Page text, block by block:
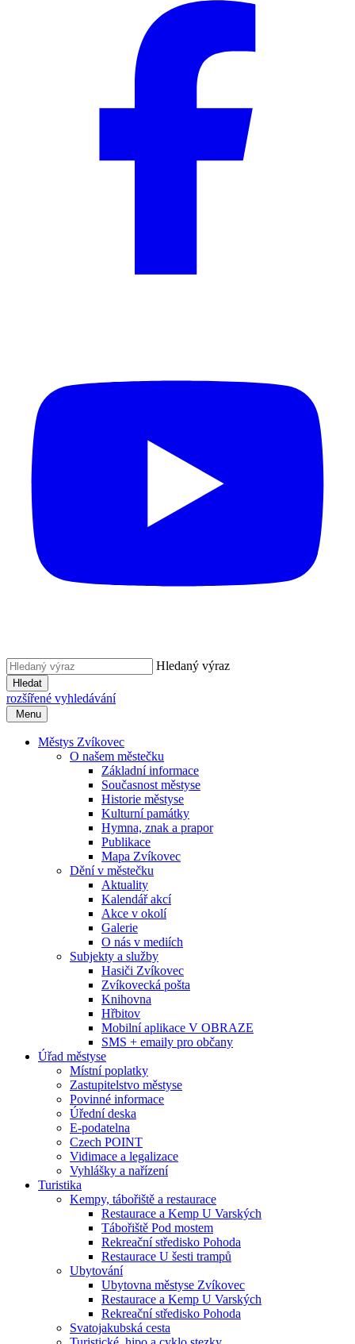
Hledaný výraz
Hledat
rozšířené vyhledávání
Menu
Městys Zvíkovec
O našem městečku
Základní informace
Současnost městyse
Historie městyse
Kulturní památky
Hymna, znak a prapor
Publikace
Mapa Zvíkovec
Dění v městečku
Aktuality
Kalendář akcí
Akce v okolí
Galerie
O nás v mediích
Subjekty a služby
Hasiči Zvíkovec
Zvíkovecká pošta
Knihovna
Hřbitov
Mobilní aplikace V OBRAZE
SMS + emaily pro občany
Úřad městyse
Místní poplatky
Zastupitelstvo městyse
Povinné informace
Úřední deska
E-podatelna
Czech POINT
Vidimace a legalizace
Vyhlášky a nařízení
Turistika
Kempy, tábořiště a restaurace
Restaurace a Kemp U Varských
Tábořiště Pod mostem
Rekreační středisko Pohoda
Restaurace U šesti trampů
Ubytování
Ubytovna městyse Zvíkovec
Restaurace a Kemp U Varských
Rekreační středisko Pohoda
Svatojakubská cesta